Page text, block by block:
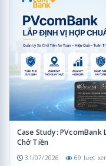
Case Study: PVcomBank
Chở Tiền
31/07/2026 69 lượt